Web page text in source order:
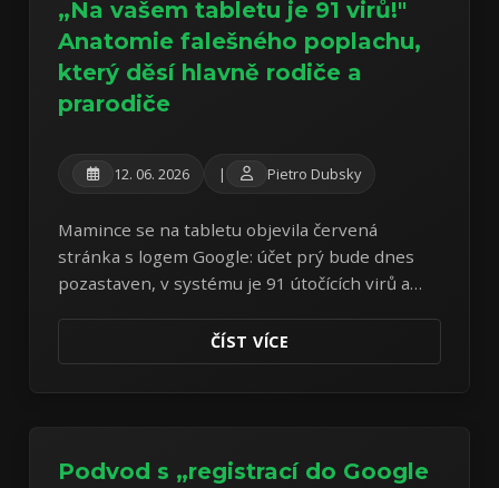
„Na vašem tabletu je 91 virů!"
Anatomie falešného poplachu,
který děsí hlavně rodiče a
prarodiče
12. 06. 2026 | Pietro Dubsky
Mamince se na tabletu objevila červená
stránka s logem Google: účet prý bude dnes
pozastaven, v systému je 91 útočících virů a
úplně v pořádku — celý útok je ta stránka
samotná. Rozebírám učebnicový vzorek
scarewaru.
ČÍST VÍCE
Podvod s „registrací do Google